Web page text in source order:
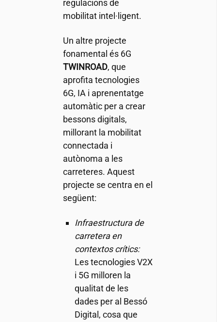
regulacions de
mobilitat intel·ligent.
Un altre projecte
fonamental és 6G
TWINROAD, que
aprofita tecnologies
6G, IA i aprenentatge
automàtic per a crear
bessons digitals,
millorant la mobilitat
connectada i
autònoma a les
carreteres. Aquest
projecte se centra en el
següent:
Infraestructura de
carretera en
contextos crítics:
Les tecnologies V2X
i 5G milloren la
qualitat de les
dades per al Bessó
Digital, cosa que